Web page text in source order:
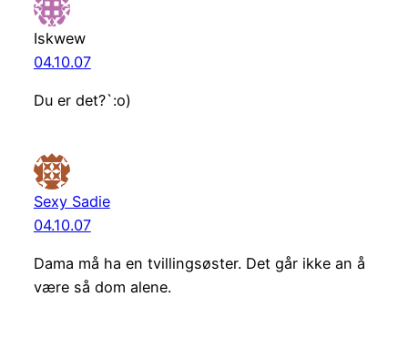
Iskwew
04.10.07
Du er det?`:o)
Sexy Sadie
04.10.07
Dama må ha en tvillingsøster. Det går ikke an å
være så dom alene.